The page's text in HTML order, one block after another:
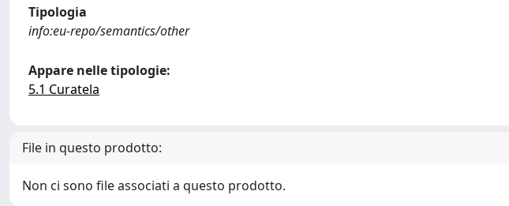
Tipologia
info:eu-repo/semantics/other
Appare nelle tipologie:
5.1 Curatela
File in questo prodotto:
Non ci sono file associati a questo prodotto.